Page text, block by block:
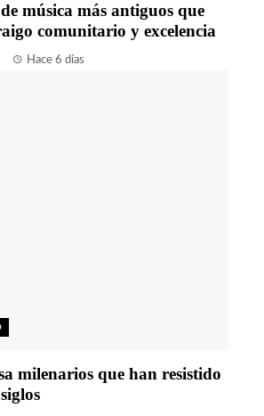
música más antiguos que
comunitario y excelencia
Hace 6 días
milenarios que han resistido